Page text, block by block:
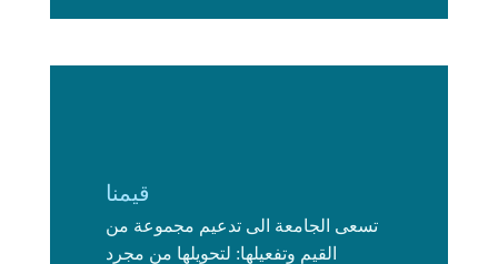
قيمنا
تسعى الجامعة الى تدعيم مجموعة من
القيم وتفعيلها: لتحويلها من مجرد